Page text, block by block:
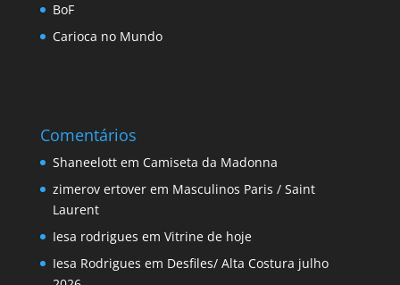
BoF
Carioca no Mundo
Comentários
Shaneelottem Camiseta da Madonna
zimerov ertoverem Masculinos Paris / Saint
Laurent
Iesa rodrigues em Vitrine de hoje
Iesa Rodrigues em Desfiles/ Alta Costura julho